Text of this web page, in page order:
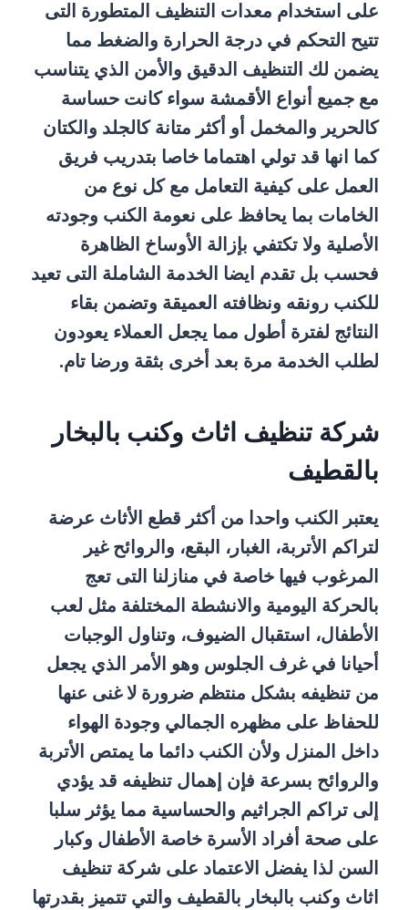
على استخدام معدات التنظيف المتطورة التى
تتيح التحكم في درجة الحرارة والضغط مما
يضمن لك التنظيف الدقيق والأمن الذي يتناسب
مع جميع أنواع الأقمشة سواء كانت حساسة
كالحرير والمخمل أو أكثر متانة كالجلد والكتان
كما انها قد تولي اهتماما خاصا بتدريب فريق
العمل على كيفية التعامل مع كل نوع من
الخامات بما يحافظ على نعومة الكنب وجودته
الأصلية ولا تكتفي بإزالة الأوساخ الظاهرة
فحسب بل تقدم ايضا الخدمة الشاملة التى تعيد
للكنب رونقه ونظافته العميقة وتضمن بقاء
النتائج لفترة أطول مما يجعل العملاء يعودون
لطلب الخدمة مرة بعد أخرى بثقة ورضا تام.
شركة تنظيف اثاث وكنب بالبخار
بالقطيف
يعتبر الكنب واحدا من أكثر قطع الأثاث عرضة
لتراكم الأتربة، الغبار، البقع، والروائح غير
المرغوب فيها خاصة في منازلنا التى تعج
بالحركة اليومية والانشطة المختلفة مثل لعب
الأطفال، استقبال الضيوف، وتناول الوجبات
أحيانا في غرف الجلوس وهو الأمر الذي يجعل
من تنظيفه بشكل منتظم ضرورة لا غنى عنها
للحفاظ على مظهره الجمالي وجودة الهواء
داخل المنزل ولأن الكنب دائما ما يمتص الأتربة
والروائح بسرعة فإن إهمال تنظيفه قد يؤدي
إلى تراكم الجراثيم والحساسية مما يؤثر سلبا
على صحة أفراد الأسرة خاصة الأطفال وكبار
السن لذا يفضل الاعتماد على شركة تنظيف
اثاث وكنب بالبخار بالقطيف والتي تتميز بقدرتها